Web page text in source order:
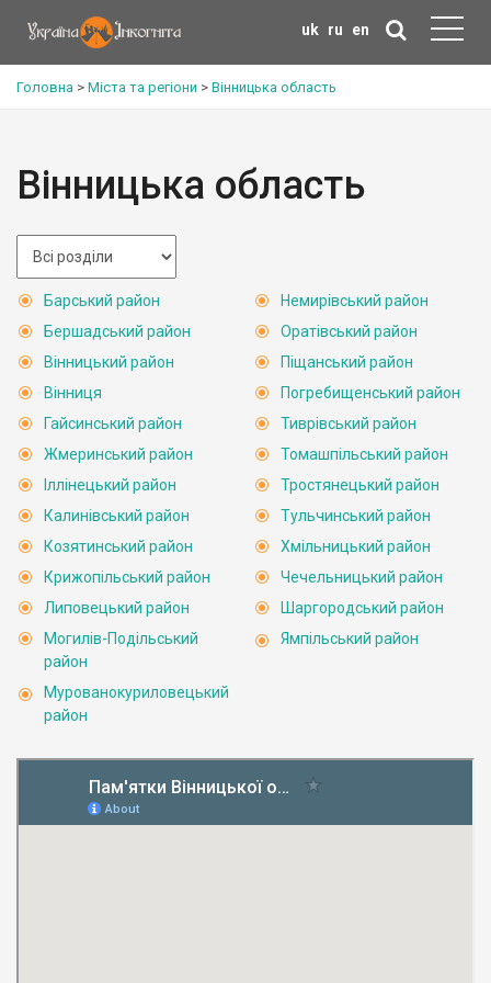
uk ru en
Головна > Міста та регіони > Вінницька область
Вінницька область
Барський район
Бершадський район
Вінницький район
Вінниця
Гайсинський район
Жмеринський район
Іллінецький район
Калинівський район
Козятинський район
Крижопільський район
Липовецький район
Могилів-Подільський
район
Мурованокуриловецький
район
Немирівський район
Оратівський район
Піщанський район
Погребищенський район
Тиврівський район
Томашпільський район
Тростянецький район
Тульчинський район
Хмільницький район
Чечельницький район
Шаргородський район
Ямпільський район